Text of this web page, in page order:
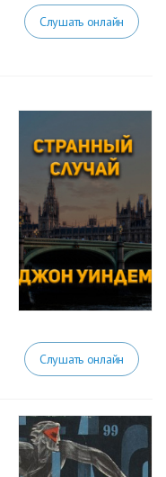
Слушать онлайн
Слушать онлайн